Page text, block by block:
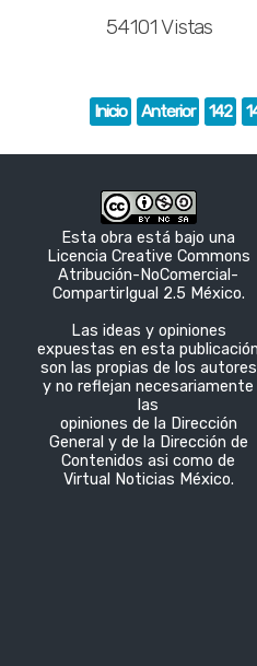
54101 Vistas
Inicio Anterior 142
Esta obra está bajo una
Licencia Creative Commons
Atribución-NoComercial-
CompartirIgual 2.5 México.
Las ideas y opiniones
expuestas en esta publicación
son las propias de los autores
y no reflejan necesariamente
las
opiniones de la Dirección
General y de la Dirección de
Contenidos asi como de
Virtual Noticias México.